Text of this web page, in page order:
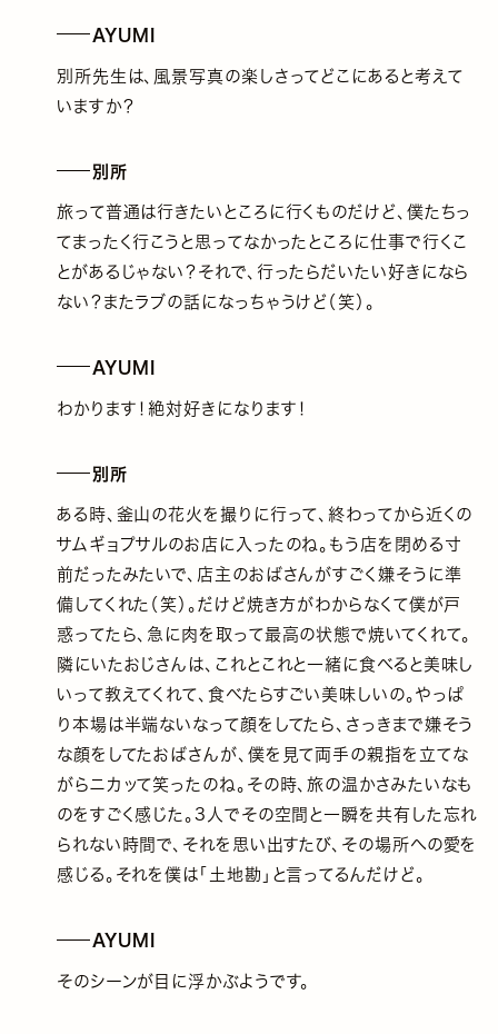
AYUMI
別所先生は、風景写真の楽しさってどこにあると考えて
いますか？
別所
旅って普通は行きたいところに行くものだけど、僕たちっ
てまったく行こうと思ってなかったところに仕事で行くこ
とがあるじゃない？それで、行ったらだいたい好きになら
ない？またラブの話になっちゃうけど（笑）。
AYUMI
わかります！絶対好きになります！
別所
ある時、釜山の花火を撮りに行って、終わってから近くの
サムギョプサルのお店に入ったのね。もう店を閉める寸
前だったみたいで、店主のおばさんがすごく嫌そうに準
備してくれた（笑）。だけど焼き方がわからなくて僕が戸
惑ってたら、急に肉を取って最高の状態で焼いてくれて。
隣にいたおじさんは、これとこれと一緒に食べると美味し
いって教えてくれて、食べたらすごい美味しいの。やっぱ
り本場は半端ないなって顔をしてたら、さっきまで嫌そう
な顔をしてたおばさんが、僕を見て両手の親指を立てな
がらニカッて笑ったのね。その時、旅の温かさみたいなも
のをすごく感じた。3人でその空間と一瞬を共有した忘れ
られない時間で、それを思い出すたび、その場所への愛を
感じる。それを僕は「土地勘」と言ってるんだけど。
AYUMI
そのシーンが目に浮かぶようです。